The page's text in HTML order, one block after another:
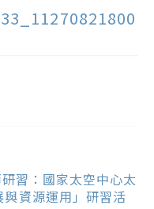
習：國家太空中心太
資源運用」研習活